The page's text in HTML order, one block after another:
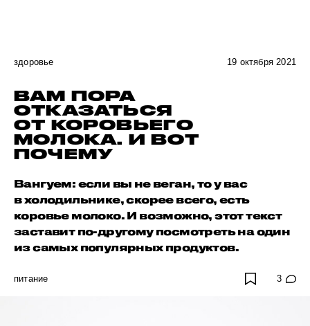
здоровье 19 октября 2021
ВАМ ПОРА
ОТКАЗАТЬСЯ
ОТ КОРОВЬЕГО
МОЛОКА. И ВОТ
ПОЧЕМУ
Вангуем: если вы не веган, то у вас
в холодильнике, скорее всего, есть
коровье молоко. И возможно, этот текст
заставит по-другому посмотреть на один
из самых популярных продуктов.
питание 3